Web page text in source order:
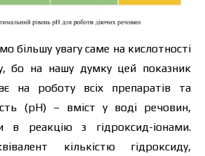
більшу увагу саме на кислотності
бо на нашу думку цей показник
на роботу всіх препаратів та
(рН) – вміст у воді речовин,
в реакцію з гідроксид-іонами.
кількістю гідроксиду,